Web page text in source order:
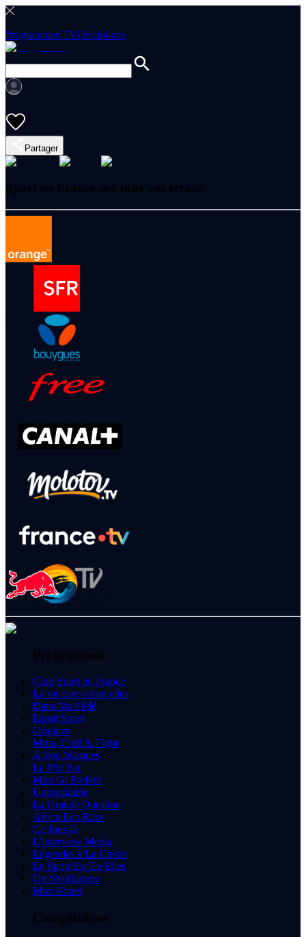
Programmes TVDisciplines
Partager
Sport en France sur tous vos écrans
Programmes
Club Sport en France
La victoire est en elles
Dans Ma Fédé
Esprit Sport
Origines
Mma, Chill & Fight
A Vos Marques
Le P'tit Pac
Mon Gr Préféré
Unbreakable
La Grande Question
Africa Eco Race
Ce Jour-là
L'interview Media
Légendes à La Chêne
Le Sport Est En Elles
On S'enflamme
Mon Rituel
Compétitions